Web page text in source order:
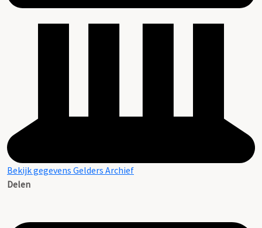
Bekijk gegevens Gelders Archief
Delen